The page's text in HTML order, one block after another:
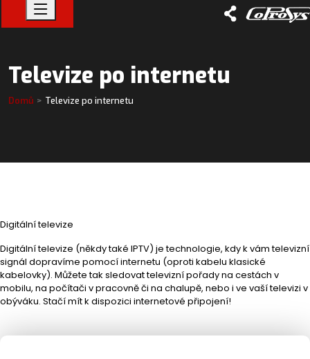
Televize po internetu
Domů Televize po internetu
Digitální televize
Digitální televize (někdy také IPTV) je technologie, kdy k vám televizní
signál dopravíme pomocí internetu (oproti kabelu klasické
kabelovky). Můžete tak sledovat televizní pořady na cestách v
mobilu, na počítači v pracovně či na chalupě, nebo i ve vaší televizi v
obýváku. Stačí mít k dispozici internetové připojení!